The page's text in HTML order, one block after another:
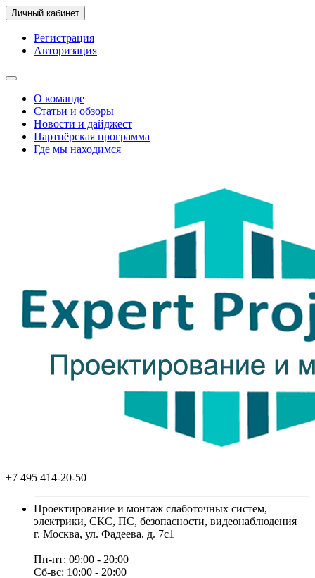
Личный кабинет
Регистрация
Авторизация
О команде
Статьи и обзоры
Новости и дайджест
Партнёрская программа
Где мы находимся
+7 495 414-20-50
Проектирование и монтаж слаботочных систем,
электрики, СКС, ПС, безопасности, видеонаблюдения
г. Москва, ул. Фадеева, д. 7с1
Пн-пт: 09:00 - 20:00
Сб-вс: 10:00 - 20:00